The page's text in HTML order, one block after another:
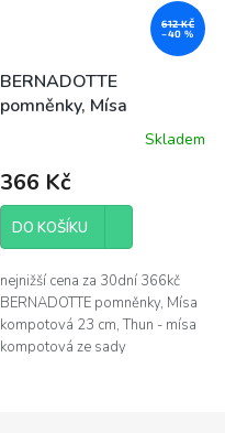
612 KČ
–40 %
BERNADOTTE
pomněnky, Mísa
kompotová 23 cm,Skladem
366 Kč
DO KOŠÍKU
nejnižší cena za 30dní 366kč
BERNADOTTE pomněnky, Mísa
kompotová 23 cm, Thun - mísa
kompotová ze sady